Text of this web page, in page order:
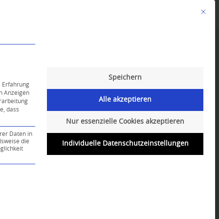
Mit
Erfahrung
Anzeigen
dass
Daten in
die
Speichern
Alle akzeptieren
Nur essenzielle Cookies akzeptieren
Individuelle Datenschutzeinstellungen